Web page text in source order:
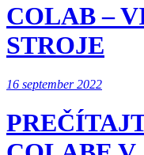
COLAB –
STROJE
16 september 2022